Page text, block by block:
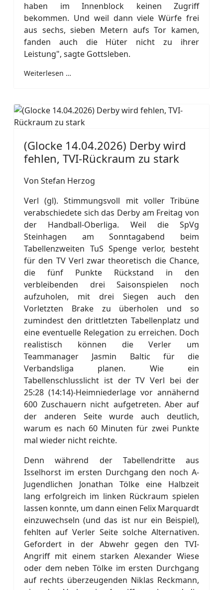
haben im Innenblock keinen Zugriff
bekommen. Und weil dann viele Würfe frei
aus sechs, sieben Metern aufs Tor kamen,
fanden auch die Hüter nicht zu ihrer
Leistung", sagte Gottsleben.
Weiterlesen …
(Glocke 14.04.2026) Derby wird
fehlen, TVI-Rückraum zu stark
Von Stefan Herzog
Verl (gl). Stimmungsvoll mit voller Tribüne
verabschiedete sich das Derby am Freitag von
der Handball-Oberliga. Weil die SpVg
Steinhagen am Sonntagabend beim
Tabellenzweiten TuS Spenge verlor, besteht
für den TV Verl zwar theoretisch die Chance,
die fünf Punkte Rückstand in den
verbleibenden drei Saisonspielen noch
aufzuholen, mit drei Siegen auch den
Vorletzten Brake zu überholen und so
zumindest den drittletzten Tabellenplatz und
eine eventuelle Relegation zu erreichen. Doch
realistisch können die Verler um
Teammanager Jasmin Baltic für die
Verbandsliga planen. Wie ein
Tabellenschlusslicht ist der TV Verl bei der
25:28 (14:14)-Heimniederlage vor annähernd
600 Zuschauern nicht aufgetreten. Aber auf
der anderen Seite wurde auch deutlich,
warum es nach 60 Minuten für zwei Punkte
mal wieder nicht reichte.
Denn während der Tabellendritte aus
Isselhorst im ersten Durchgang den noch A-
Jugendlichen Jonathan Tölke eine Halbzeit
lang erfolgreich im linken Rückraum spielen
lassen konnte, um dann einen Felix Marquardt
einzuwechseln (und das ist nur ein Beispiel),
fehlten auf Verler Seite solche Alternativen.
Gefordert in der Abwehr gegen den TVI-
Angriff mit einem starken Alexander Wiese
oder dem neben Tölke im ersten Durchgang
auf rechts überzeugenden Niklas Reckmann,